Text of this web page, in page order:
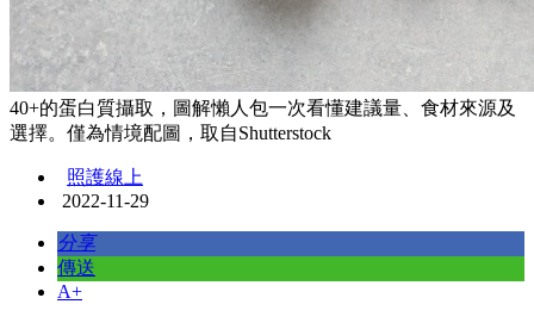
40+的蛋白質攝取，圖解懶人包一次看懂建議量、食材來源及
選擇。僅為情境配圖，取自Shutterstock
照護線上
2022-11-29
分享
傳送
A+